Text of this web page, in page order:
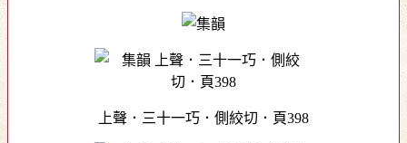
上聲．三十一巧．側絞切．頁398